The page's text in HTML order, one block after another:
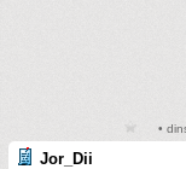
•
Jor_Dii